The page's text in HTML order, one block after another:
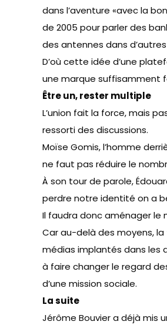
dans l’aventure «avec la
de 2005 pour parler des
des antennes dans
D’où cette idée d’une
une marque suffisamment
Être un, rester multiple
L’union fait la force, mais
ressorti des discussions.
Moïse Gomis, l’homme
ne faut pas réduire le
À son tour de parole,
perdre notre identité on a
Il faudra donc aménager le
Car au-delà des moyens,
médias implantés dans les
à faire changer le regard
d’une mission sociale.
La suite
Jérôme Bouvier a déjà mis